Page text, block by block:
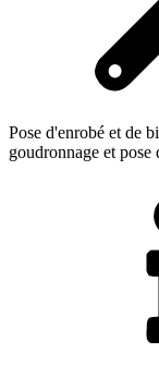
Pose d'enrobé et de
goudronnage et pose